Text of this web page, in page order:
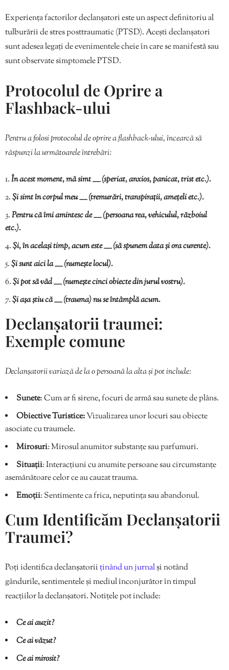
Experiența factorilor declanșatori este un aspect definitoriu al
tulburării de stres posttraumatic (PTSD). Acești declanșatori
sunt adesea legați de evenimentele cheie în care se manifestă sau
sunt observate simptomele PTSD.
Protocolul de Oprire a
Flashback-ului
Pentru a folosi protocolul de oprire a flashback-ului, încearcă să
răspunzi la următoarele întrebări:
În acest moment, mă simt _____ (speriat, anxios, panicat, trist etc.).
Și simt în corpul meu _____ (tremurări, transpirații, amețeli etc.).
Pentru că îmi amintesc de _____ (persoana rea, vehiculul, războiul
etc.).
Și, în același timp, acum este _____ (să spunem data și ora curente).
Și sunt aici la _____ (numește locul).
Și pot să văd _____ (numește cinci obiecte din jurul vostru).
Și așa știu că _____ (trauma) nu se întâmplă acum.
Declanșatorii traumei:
Exemple comune
Declanșatorii variază de la o persoană la alta și pot include:
Sunete: Cum ar fi sirene, focuri de armă sau sunete de plâns.
Obiective Turistice:Vizualizarea unor locuri sau obiecte
asociate cu traumele.
Mirosuri: Mirosul anumitor substanțe sau parfumuri.
Situații: Interacțiuni cu anumite persoane sau circumstanțe
asemănătoare celor ce au cauzat trauma.
Emoții: Sentimente ca frica, neputința sau abandonul.
Cum Identificăm Declanșatorii
Traumei?
Poți identifica declanșatoriiținând un jurnalși notând
gândurile, sentimentele și mediul înconjurător în timpul
reacțiilor la declanșatori. Notițele pot include:
Ce ai auzit?
Ce ai văzut?
Ce ai mirosit?